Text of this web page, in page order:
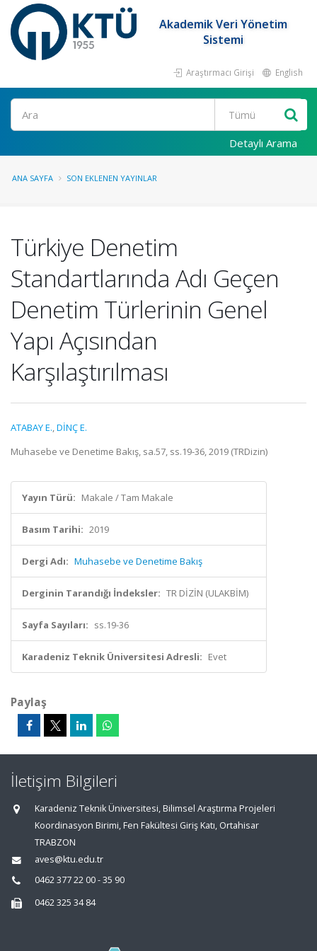
Akademik Veri Yönetim
Sistemi
Araştırmacı Girişi English
Ara
Detaylı Arama
ANA SAYFA SON EKLENEN YAYINLAR
Türkiye Denetim
Standartlarında Adı Geçen
Denetim Türlerinin Genel
Yapı Açısından
Karşılaştırılması
ATABAY E.,DİNÇ E.
Muhasebe ve Denetime Bakış, sa.57, ss.19-36, 2019 (TRDizin)
Yayın Türü: Makale / Tam Makale
Basım Tarihi: 2019
Dergi Adı: Muhasebe ve Denetime Bakış
Derginin Tarandığı İndeksler: TR DİZİN (ULAKBİM)
Sayfa Sayıları: ss.19-36
Karadeniz Teknik Üniversitesi Adresli: Evet
Paylaş
İletişim Bilgileri
Karadeniz Teknik Üniversitesi, Bilimsel Araştırma Projeleri
Koordinasyon Birimi, Fen Fakültesi Giriş Katı, Ortahisar
TRABZON
aves@ktu.edu.tr
0462 377 22 00 - 35 90
0462 325 34 84